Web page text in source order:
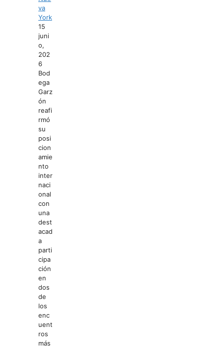
va
York
15
juni
o,
202
6
Bod
ega
Garz
ón
reafi
rmó
su
posi
cion
amie
nto
inter
naci
onal
con
una
dest
acad
a
parti
cipa
ción
en
dos
de
los
enc
uent
ros
más